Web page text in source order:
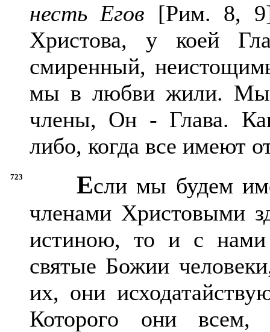
несть Егов [Рим. 8,
Христова, у коей
смиренный,
мы в любви жили.
члены, Он - Глава.
либо, когда все имеют
723 Если мы будем
членами Христовыми
истиною, то и с
святые Божии
их, они
Которого они